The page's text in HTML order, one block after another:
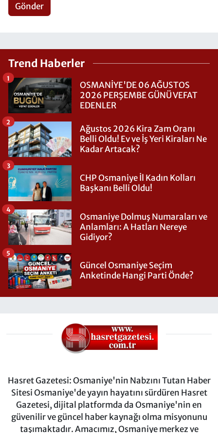
Gönder
Trend Haberler
OSMANİYE'DE 06 AĞUSTOS
2026 PERŞEMBE GÜNÜ VEFAT
EDENLER
1
Ağustos 2026 Kira Zam Oranı
Belli Oldu! Ev ve İş Yeri Kiraları Ne
Kadar Artacak?
2
CHP Osmaniye İl Kadın Kolları
Başkanı Belli Oldu!
3
Osmaniye Dolmuş Numaraları ve
Anlamları: A Hatları Nereye
Gidiyor?
4
Güncel Osmaniye Seçim
Anketinde Hangi Parti Önde?
5
Hasret Gazetesi: Osmaniye'nin Nabzını Tutan Haber
Sitesi Osmaniye'de yayın hayatını sürdüren Hasret
Gazetesi, dijital platformda da Osmaniye'nin en
güvenilir ve güncel haber kaynağı olma misyonunu
taşımaktadır. Amacımız, Osmaniye merkez ve